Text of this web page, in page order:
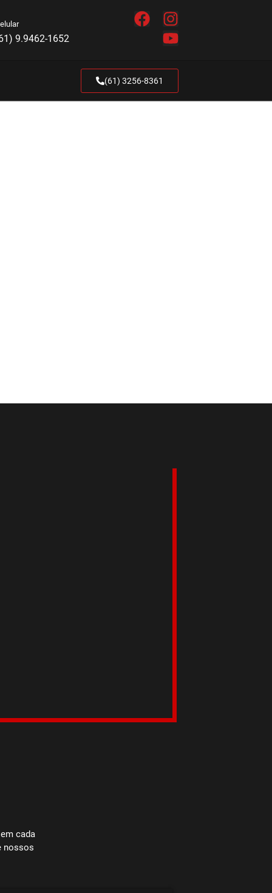
9.9462-1652
(61) 3256-8361
cada
nossos